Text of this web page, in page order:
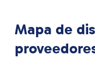
Mapa de